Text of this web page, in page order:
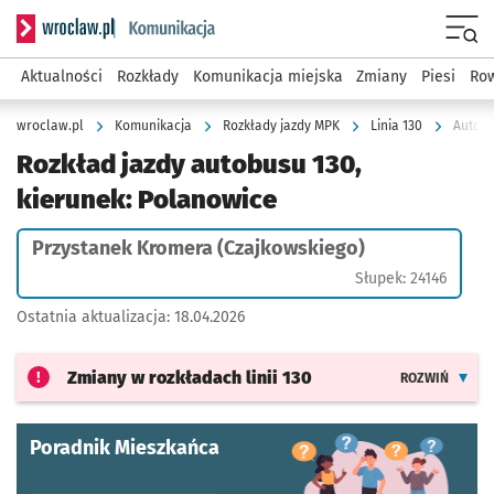
Serwis informacyjny wroclaw.pl podserwis: Komunikacja
Aktualności Rozkłady Komunikacja miejska Zmiany Piesi
wroclaw.pl Komunikacja Rozkłady jazdy MPK Linia 130
Rozkład jazdy autobusu 130,
kierunek: Polanowice
Przystanek Kromera (Czajkowskiego)
Słupek: 24146
Ostatnia aktualizacja: 18.04.2026
Zmiany w rozkładach linii 130 ROZWIŃ
Poradnik Mieszkańca